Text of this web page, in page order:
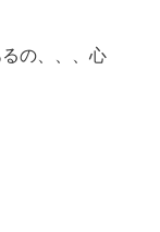
の、、、心